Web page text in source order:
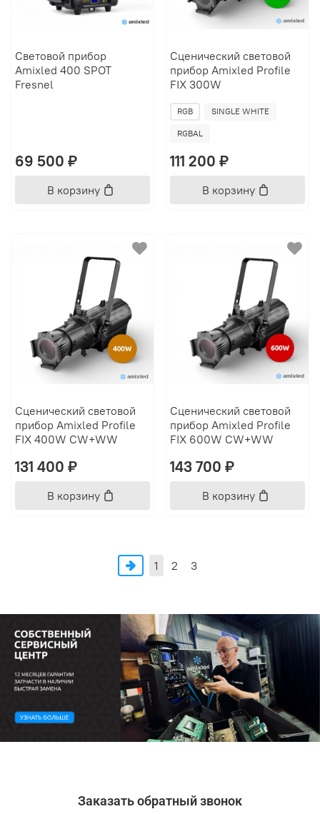
Световой прибор
Amixled 400 SPOT
Fresnel
69 500 ₽
В корзину
Сценический световой
прибор Amixled Profile
FIX 300W
RGB SINGLE WHITE
RGBAL
111 200 ₽
В корзину
Сценический световой
прибор Amixled Profile
FIX 400W CW+WW
131 400 ₽
В корзину
Сценический световой
прибор Amixled Profile
FIX 600W CW+WW
143 700 ₽
В корзину
1 2 3
Заказать обратный звонок